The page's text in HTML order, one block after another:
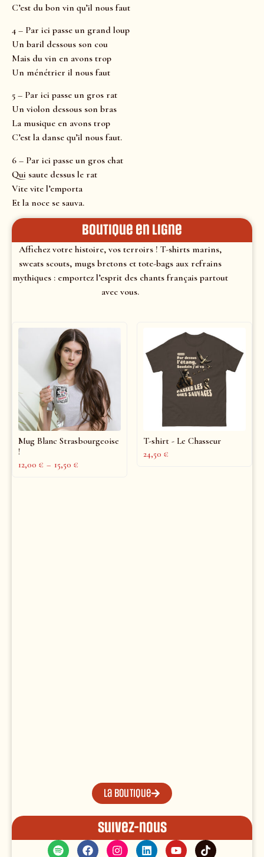
C’est du bon vin qu’il nous faut
4 – Par ici passe un grand loup
Un baril dessous son cou
Mais du vin en avons trop
Un ménétrier il nous faut
5 – Par ici passe un gros rat
Un violon dessous son bras
La musique en avons trop
C’est la danse qu’il nous faut.
6 – Par ici passe un gros chat
Qui saute dessus le rat
Vite vite l’emporta
Et la noce se sauva.
Boutique en ligne
Affichez votre histoire, vos terroirs ! T-shirts marins,
sweats scouts, mugs bretons et tote-bags aux refrains
mythiques : emportez l’esprit des chants français partout
avec vous.
Mug Blanc Strasbourgeoise
!
12,00 € – 15,50 €
T-shirt - Le Chasseur
24,50 €
La boutique
Suivez-nous